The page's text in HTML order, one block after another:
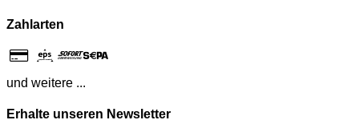
Zahlarten
und weitere ...
Erhalte unseren Newsletter